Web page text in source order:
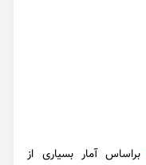
براساس آمار بسیاری از